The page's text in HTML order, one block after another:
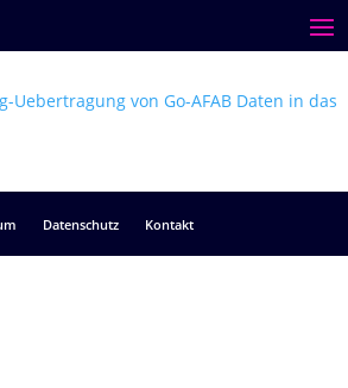
Uebertragung von Go-AFAB Daten in das
Datenschutz Kontakt